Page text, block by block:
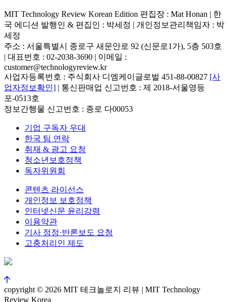
MIT Technology Review Korean Edition 편집장 : Mat Honan | 한
국 에디션 발행인 & 편집인 : 박세정 | 개인정보관리책임자 : 박
세정
주소 : 서울특별시 종로구 새문안로 92 (신문로1가), 5층 503호
| 대표번호 : 02-2038-3690 | 이메일 :
customer@technologyreview.kr
사업자등록번호 : 주식회사 디엠케이글로벌 451-88-00827 [사
업자정보확인] | 통신판매업 신고번호 : 제 2018-서울영등
포-0513호
정보간행물 신고번호 : 종로 다00053
기업 구독자 우대
한국 팀 연락
취재 & 광고 요청
청소년보호정책
독자위원회
콘텐츠 라이선스
개인정보 보호정책
인터넷신문 윤리강령
이용약관
기사 정정·반론보도 요청
고충처리인 제도
copyright © 2026 MIT 테크놀로지 리뷰 | MIT Technology
Review Korea